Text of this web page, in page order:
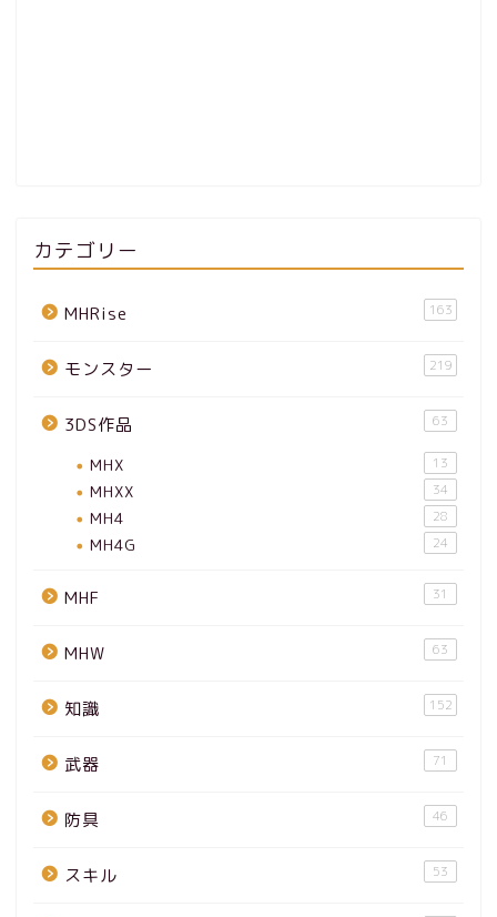
カテゴリー
MHRise 163
モンスター 219
3DS作品 63
MHX 13
MHXX 34
MH4 28
MH4G 24
MHF 31
MHW 63
知識 152
武器 71
防具 46
スキル 53